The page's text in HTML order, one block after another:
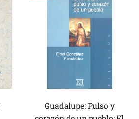
Guadalupe: Pulso y